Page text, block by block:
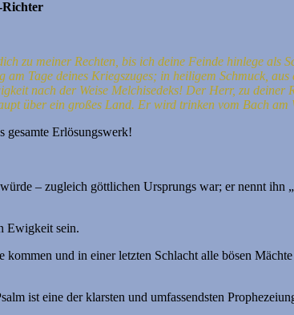
Richter
zu meiner Rechten, bis ich deine Feinde hinlege als
Tage deines Kriegszuges; in heiligem Schmuck,
nach der Weise Melchisedeks! Der Herr, zu deiner
über ein großes Land. Er wird trinken vom Bach am
gesamte Erlösungswerk!
– zugleich göttlichen Ursprungs war; er nennt
Ewigkeit sein.
kommen und in einer letzten Schlacht alle bösen
ist eine der klarsten und umfassendsten